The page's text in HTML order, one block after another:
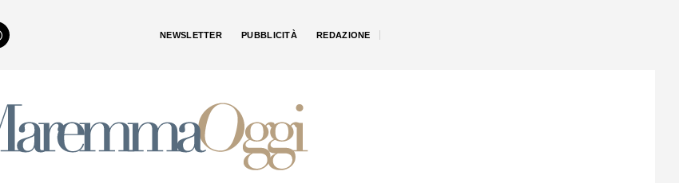
NEWSLETTER PUBBLICITÀ REDAZIONE